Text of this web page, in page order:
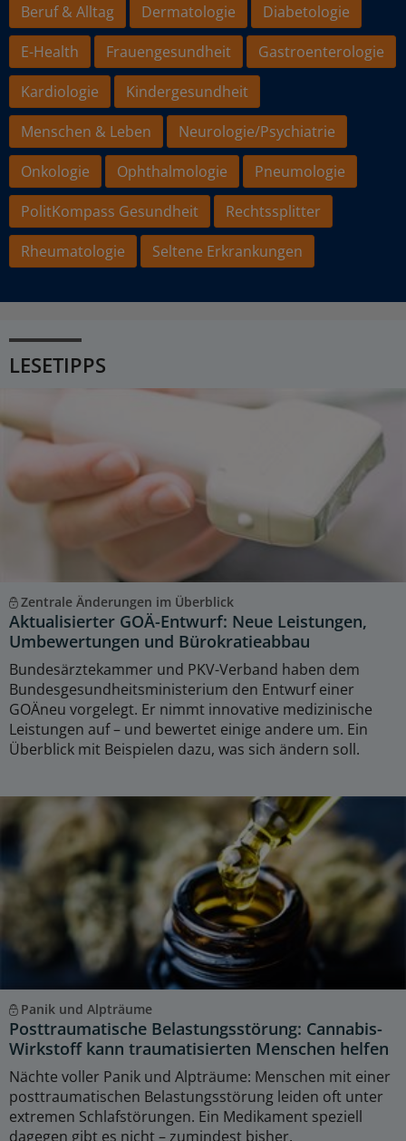
Beruf & Alltag
Dermatologie
Diabetologie
E-Health
Frauengesundheit
Gastroenterologie
Kardiologie
Kindergesundheit
Menschen & Leben
Neurologie/Psychiatrie
Onkologie
Ophthalmologie
Pneumologie
PolitKompass Gesundheit
Rechtssplitter
Rheumatologie
Seltene Erkrankungen
LESETIPPS
Zentrale Änderungen im Überblick
Aktualisierter GOÄ-Entwurf: Neue Leistungen,
Umbewertungen und Bürokratieabbau
Bundesärztekammer und PKV-Verband haben dem
Bundesgesundheitsministerium den Entwurf einer
GOÄneu vorgelegt. Er nimmt innovative medizinische
Leistungen auf – und bewertet einige andere um. Ein
Überblick mit Beispielen dazu, was sich ändern soll.
Panik und Alpträume
Posttraumatische Belastungsstörung: Cannabis-
Wirkstoff kann traumatisierten Menschen helfen
Nächte voller Panik und Alpträume: Menschen mit einer
posttraumatischen Belastungsstörung leiden oft unter
extremen Schlafstörungen. Ein Medikament speziell
dagegen gibt es nicht – zumindest bisher.